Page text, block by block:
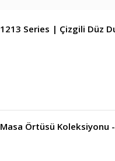
1213 Series | Çizgili Düz
Masa Örtüsü Koleksiyonu